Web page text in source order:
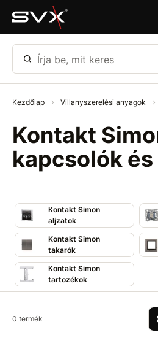
Ugrás az oldal fő részéhez
Írja be, mit keres
Kezdőlap Villanyszerelési anyagok
Kontakt
kapcsolók
Kontakt Simon
aljzatok
Kontakt Simon
takarók
Kontakt Simon
tartozékok
0 termék